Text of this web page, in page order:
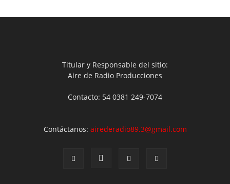
Titular y Responsable del sitio:
Aire de Radio Producciones
Contacto: 54 0381 249-7074
Contáctanos: airederadio89.3@gmail.com